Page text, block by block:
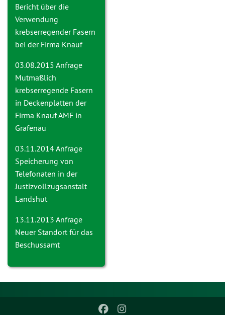
Bericht über die
Verwendung
krebserregender Fasern
bei der Firma Knauf
03.08.2015 Anfrage
Mutmaßlich
krebserregende Fasern
in Deckenplatten der
Firma Knauf AMF in
Grafenau
03.11.2014 Anfrage
Speicherung von
Telefonaten in der
Justizvollzugsanstalt
Landshut
13.11.2013 Anfrage
Neuer Standort für das
Beschussamt